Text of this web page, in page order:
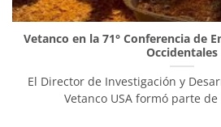
Vetanco en la 71° Conferencia de
Occidentales
El Director de Investigación y
Vetanco USA formó parte